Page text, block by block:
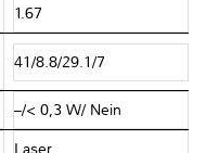
1.67
41/8.8/29.1/7
–/< 0,3 W/ Nein